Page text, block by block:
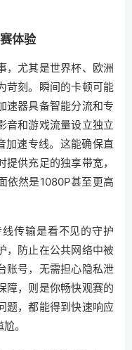
体验
，尤其是世界杯、欧洲
苛刻。瞬间的卡顿可能
速器具备智能分流和专
音和游戏流量设立独立
加速专线。这能确保直
供充足的独享带宽，
依然是1080P甚至更高
传输是看不见的守护
，防止在公共网络中被
账号，无需担心隐私泄
障，则是你畅快观赛的
题，都能得到快速响应
。